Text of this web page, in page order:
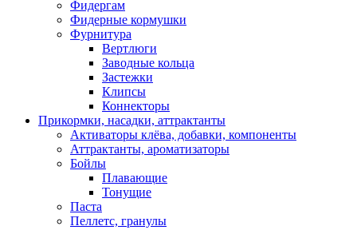
Фидергам
Фидерные кормушки
Фурнитура
Вертлюги
Заводные кольца
Застежки
Клипсы
Коннекторы
Прикормки, насадки, аттрактанты
Активаторы клёва, добавки, компоненты
Аттрактанты, ароматизаторы
Бойлы
Плавающие
Тонущие
Паста
Пеллетс, гранулы